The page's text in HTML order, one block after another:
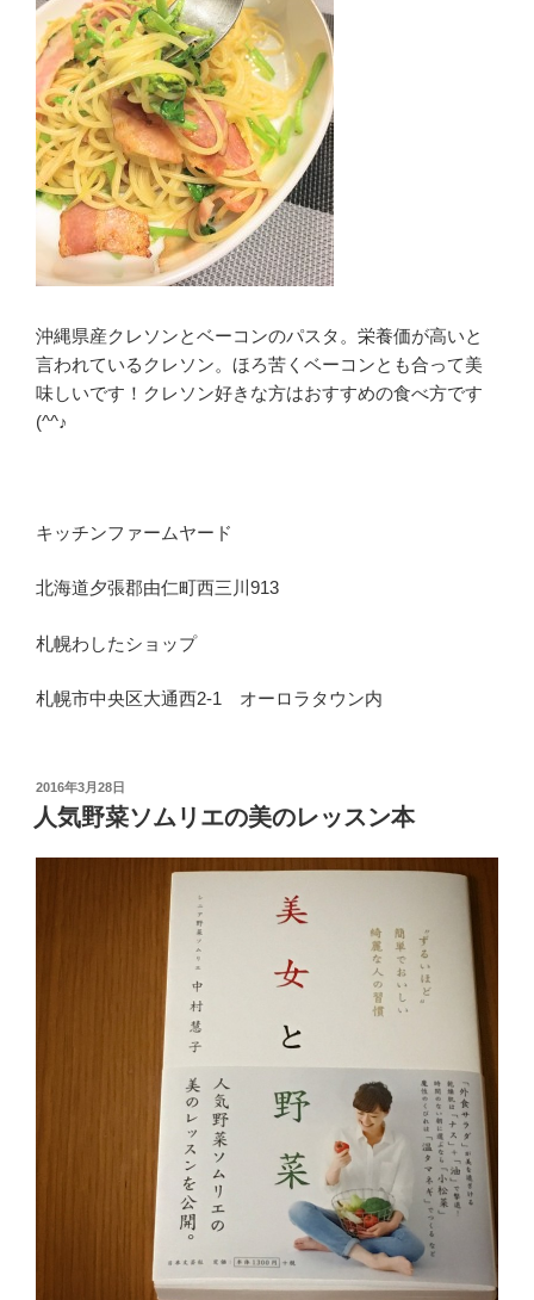
沖縄県産クレソンとベーコンのパスタ。栄養価が高いと
言われているクレソン。ほろ苦くベーコンとも合って美
味しいです！クレソン好きな方はおすすめの食べ方です
(^^♪
キッチンファームヤード
北海道夕張郡由仁町西三川913
札幌わしたショップ
札幌市中央区大通西2-1 オーロラタウン内
投
稿
日:
2016年3月28日
人気野菜ソムリエの美のレッスン本